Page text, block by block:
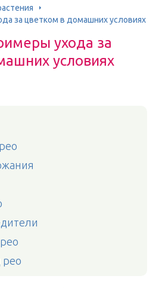
за цветком в домашних условиях
ухода за
условиях
рео